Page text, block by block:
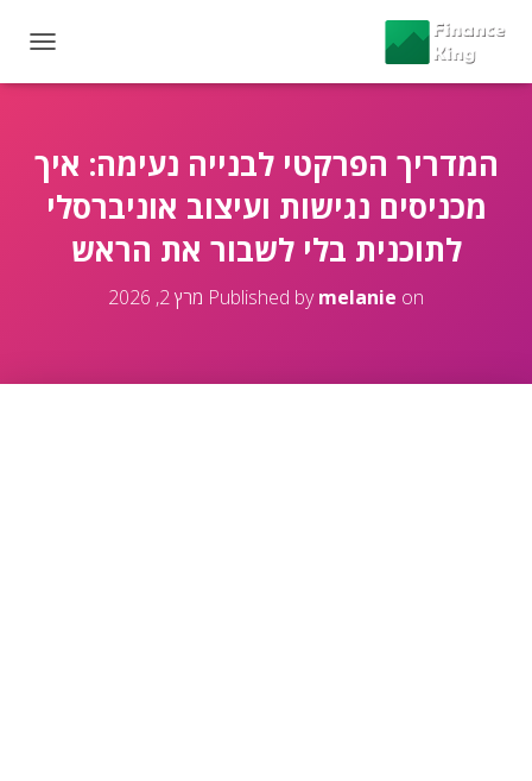
O
המדריך הפרקטי לבנייה נעימה: איך
מכניסים נגישות ועיצוב אוניברסלי
לתוכנית בלי לשבור את הראש
Published bymelanie on מרץ 2, 2026